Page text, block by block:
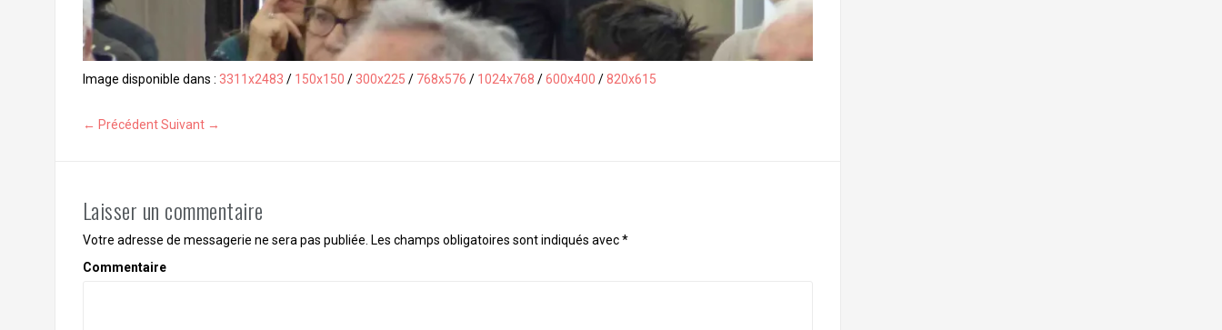
Image disponible dans : 3311x2483 / 150x150 / 300x225 / 768x576 / 1024x768 /600x400 /820x615
← Précédent Suivant →
Laisser un commentaire
Votre adresse de messagerie ne sera pas publiée. Les champs obligatoires sont indiqués avec*
Commentaire